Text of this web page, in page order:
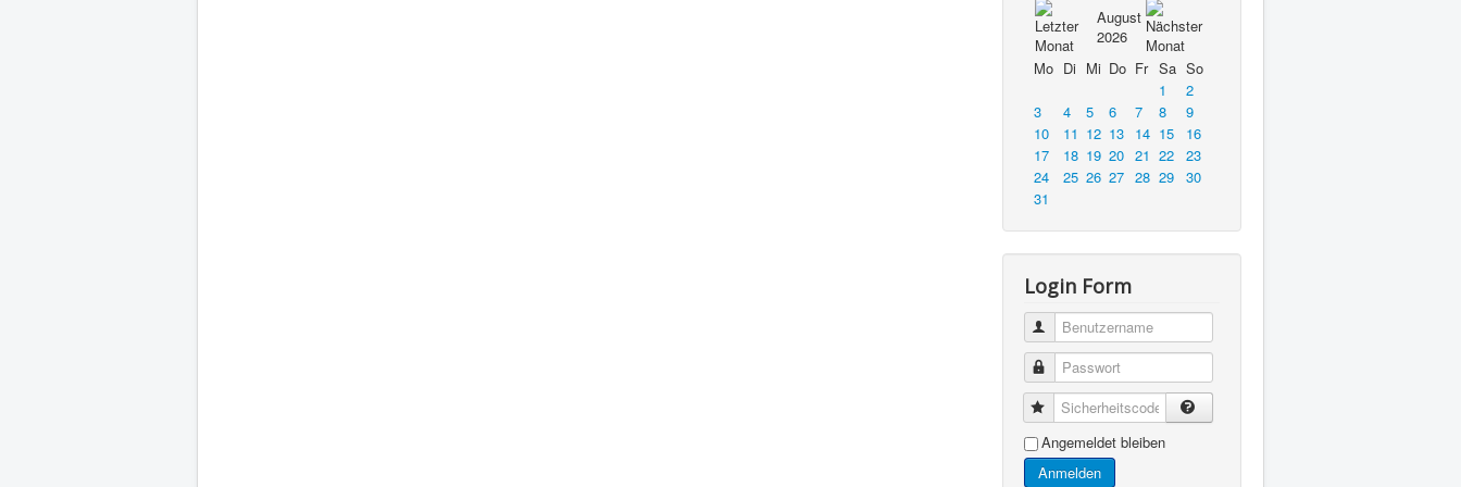
August
2026
Mo Di Mi Do Fr Sa So
1
2
3
4 5 6 7 8
9
10
11 12 13 14 15
16
17
18 19 20 21 22
23
24
25 26 27 28 29
30
31
Login Form
Benutzername
Passwort
Sicherheitscode
Angemeldet bleiben
Anmelden